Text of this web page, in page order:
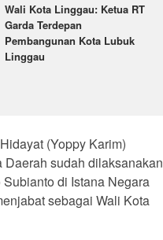
Wali Kota Linggau: Ketua RT
Garda Terdepan
Pembangunan Kota Lubuk
Linggau
(Yoppy Karim)
sudah dilaksanakan
di Istana Negara
sebagai Wali Kota